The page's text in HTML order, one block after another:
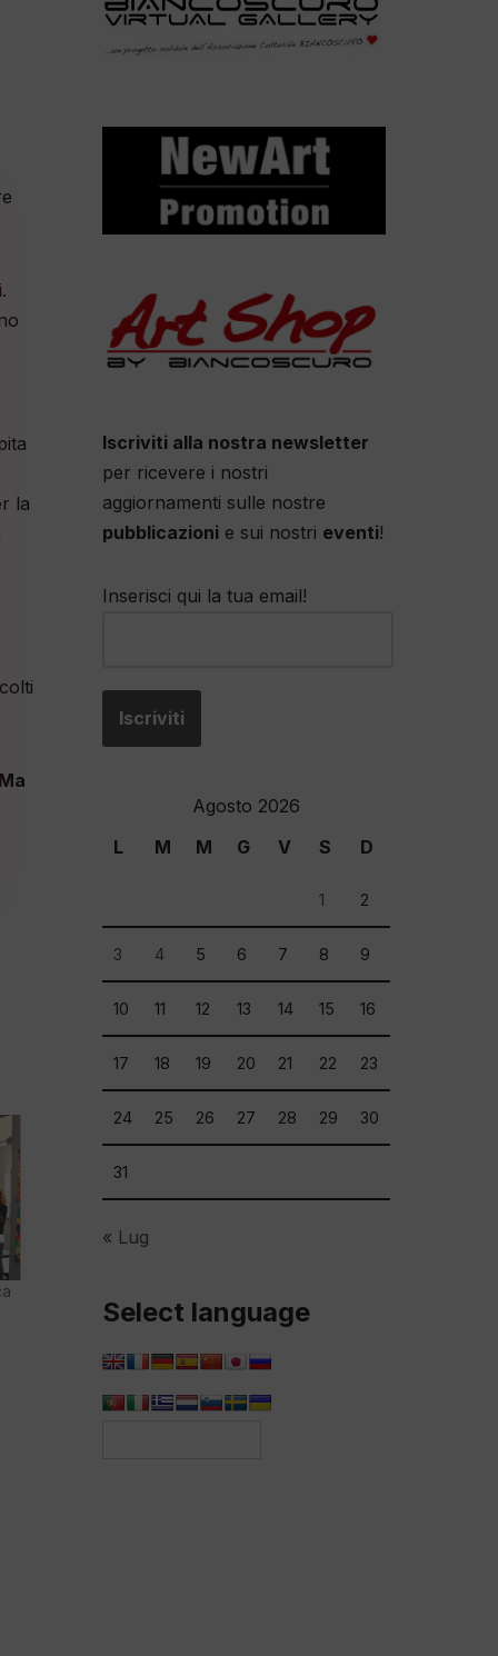
la
Iscriviti alla nostra newsletter
per ricevere i nostri
aggiornamenti sulle nostre
pubblicazionie sui nostri eventi!
Inserisci qui la tua email!
Agosto 2026
L
M M G V S D
1 2
3 4 5 6 7 8 9
10 11 12 13 14 15 16
17 18 19 20 21 22 23
24 25 26 27 28 29 30
31
« Lug
Select language